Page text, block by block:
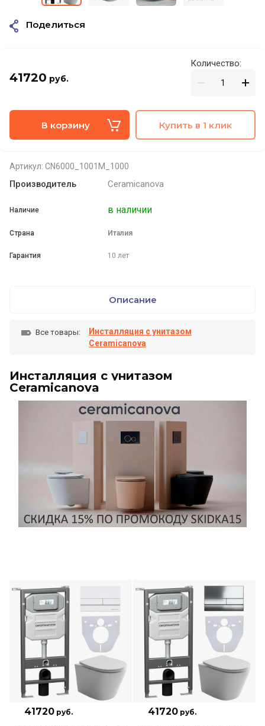
41720 руб.
Количество:
В корзину Купить в 1 клик
Артикул: CN6000_1001M_1000
Производитель Ceramicanova
Наличие в наличии
Страна Италия
Гарантия 10 лет
Поделиться
Описание
Все товары:
Инсталляция с унитазом
Ceramicanova
Инсталляция с унитазом
Ceramicanova
41720 руб. 41720 руб.